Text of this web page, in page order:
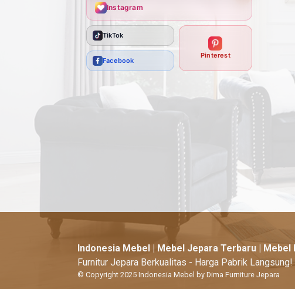
Instagram
TikTok
Facebook
Pinterest
Indonesia Mebel | Mebel Jepara Terbaru | Mebel
Furnitur Jepara Berkualitas - Harga Pabrik Langsung!
© Copyright 2025 Indonesia Mebel by Dima Furniture Jepara